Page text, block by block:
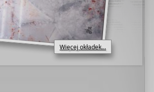
Więcej okładek...